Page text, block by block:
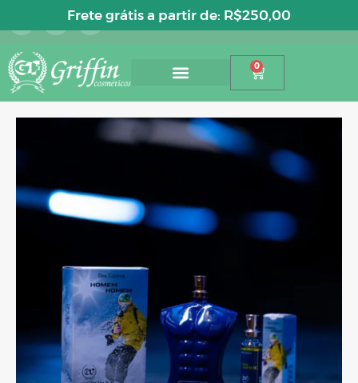
Entre ou cadastre-se
0
Frete grátis a partir de: R$250,00